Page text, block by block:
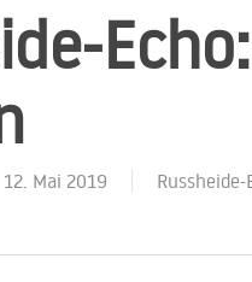
12. Mai 2019 Russheide-